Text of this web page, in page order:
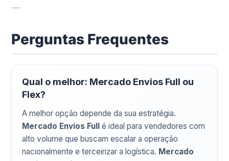
---
Perguntas Frequentes
Qual o melhor: Mercado Envios Full ou
Flex?
A melhor opção depende da sua estratégia.
Mercado Envios Fullé ideal para vendedores com
alto volume que buscam escalar a operação
nacionalmente e terceirizar a logística. Mercado